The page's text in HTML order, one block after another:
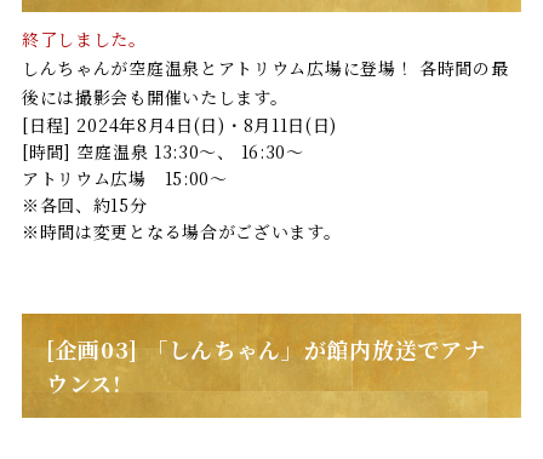
終了しました。
しんちゃんが空庭温泉とアトリウム広場に登場！ 各時間の最
後には撮影会も開催いたします。
[日程] 2024年8月4日(日)・8月11日(日)
[時間] 空庭温泉 13:30～、 16:30～
アトリウム広場 15:00～
※各回、約15分
※時間は変更となる場合がございます。
[企画03] 「しんちゃん」が館内放送でアナ
ウンス!